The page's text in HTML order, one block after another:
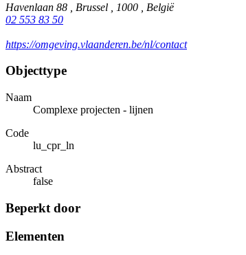
Havenlaan 88 , Brussel , 1000 , België
02 553 83 50
https://omgeving.vlaanderen.be/nl/contact
Objecttype
Naam
Complexe projecten - lijnen
Code
lu_cpr_ln
Abstract
false
Beperkt door
Elementen